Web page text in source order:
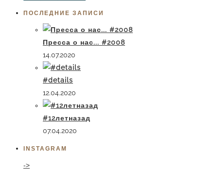
ПОСЛЕДНИЕ ЗАПИСИ
Пресса о нас... #2008
14.07.2020
#details
12.04.2020
#12летназад
07.04.2020
INSTAGRAM
->